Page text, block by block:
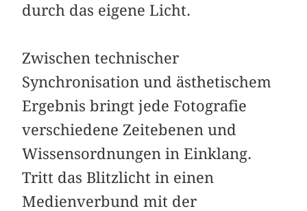
durch das eigene Licht.
Zwischen technischer
Synchronisation und ästhetischem
Ergebnis bringt jede Fotografie
verschiedene Zeit­ebenen und
Wissensordnungen in Einklang.
Tritt das Blitzlicht in einen
Medienverbund mit der